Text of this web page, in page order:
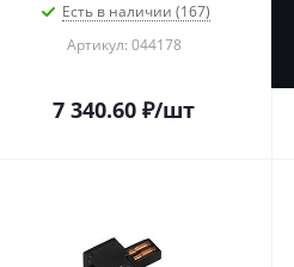
Есть в наличии (167)
Артикул: 044178
7 340.60 ₽/шт